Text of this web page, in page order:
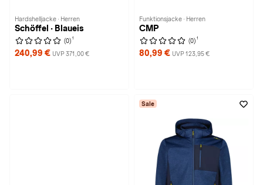
Hardshelljacke · Herren
Schöffel · Blaueis
(0) 1
240,99 € UVP 371,00 €
Funktionsjacke · Herren
CMP
(0) 1
80,99 € UVP 123,95 €
Sale